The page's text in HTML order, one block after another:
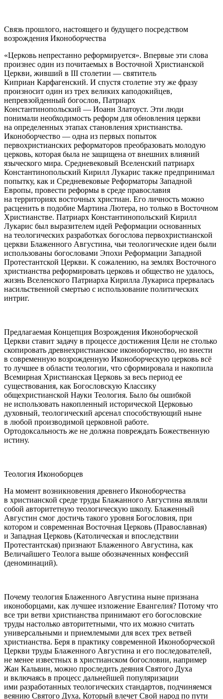
Связь прошлого, настоящего и будущего посредством
возрождения Иконоборчества
«Церковь непрестанно реформируется». Впервые эти слова
произнес один из почитаемых в Восточной Христианской
Церкви, живший в III столетии — святитель
Киприан Карфагенский. И спустя столетие эту же фразу
произносит один из трех великих каподокийцев,
непревзойденный богослов, Патриарх
Константинопольский — Иоанн Златоуст. Эти люди
понимали необходимость реформ для обновления церкви
на определенных этапах становления христианства.
Иконоборчество — одна из первых попыток
первохристианских реформаторов преобразовать молодую
церковь, которая была не защищена от внешних влияний
языческого мира. Средневековый Вселенский патриарх
Константинопольский Кирилл Лукарис также предпринимал
попытку, как и Средневековые Реформаторы Западной
Европы, провести реформы в среде православия
на территориях восточных христиан. Его личность можно
расценить в подобие Мартина Лютера, но только в Восточном
Христианстве. Патриарх Константинопольский Кирилл
Лукарис был выразителем идей Реформации основанных
на теологических разработках богослова первохристианской
церкви Блаженного Августина, чьи теологические идеи были
использованы богословами Эпохи Реформации Западной
Протестантской Церкви. К сожалению, на землях Восточного
христианства реформировать церковь и общество не удалось,
жизнь Вселенского Патриарха Кирилла Лукариса прервалась
насильственной смертью с использование политических
интриг.
Предлагаемая Концепция Возрождения Иконоборческой
Церкви ставит задачу в процессе достижения Цели не столько
скопировать древнехристианское иконоборчество, но внести
в современную возрожденную Иконоборческую церковь всё
то лучшее в области теологии, что сформировала и накопила
Всемирная Христианская Церковь за весь период ее
существования, как Богословскую Классику
общехристианской Науки Теология. Было бы ошибкой
не использовать накопленный исторической Церковью
духовный, теологический арсенал способствующий ныне
в любой производимой церковной работе.
Ортодоксальность же не должна повреждать Божественную
истину.
Теология Иконоборцев
На момент возникновения древнего Иконоборчества
в христианской среде труды Блажанного Августина являли
собой авторитетную теологическую школу. Блаженный
Августин смог достичь такого уровня Богословия, при
котором и современная Восточная Церковь (Православная)
и Западная Церковь (Католическая и впоследствии
Протестантская) признают Блаженного Августина, как
Величайшего Теолога выше обозначенных конфессий
(деноминаций).
Почему теология Блаженного Августина ныне признана
иконоборцами, как лучшее изложение Евангелия? Потому что
все три ветви христианства принимают его богословские
труды настолько авторитетными, что их можно считать
универсальными и приемлемыми для всех трех ветвей
христианства. Беря в практику современной Иконоборческой
Церкви труды Блаженного Августина и его последователей,
не менее известных в христианском богословии, например
Жан Кальвин, можно проследить деяния Святого Духа
и включаясь в процесс дальнейшей популяризации
ими разработанных теологических стандартов, подчиняемся
веянию Святого Духа, Который влечет Свой народ по пути